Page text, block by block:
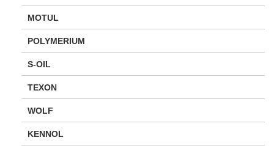
MOTUL
POLYMERIUM
S-OIL
TEXON
WOLF
KENNOL